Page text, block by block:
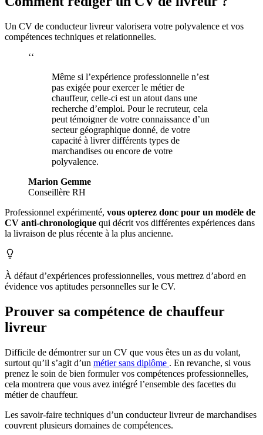
Un CV de conducteur livreur valorisera votre polyvalence et vos
compétences techniques et relationnelles.
‘‘
Même si l’expérience professionnelle n’est
pas exigée pour exercer le métier de
chauffeur, celle-ci est un atout dans une
recherche d’emploi. Pour le recruteur, cela
peut témoigner de votre connaissance d’un
secteur géographique donné, de votre
capacité à livrer différents types de
marchandises ou encore de votre
polyvalence.
Marion Gemme
Conseillère RH
Professionnel expérimenté, vous opterez donc pour un modèle de
CV anti-chronologique qui décrit vos différentes expériences dans
la livraison de plus récente à la plus ancienne.
À défaut d’expériences professionnelles, vous mettrez d’abord en
évidence vos aptitudes personnelles sur le CV.
Prouver sa compétence de chauffeur
livreur
Difficile de démontrer sur un CV que vous êtes un as du volant,
surtout qu’il s’agit d’un métier sans diplôme . En revanche, si vous
prenez le soin de bien formuler vos compétences professionnelles,
cela montrera que vous avez intégré l’ensemble des facettes du
métier de chauffeur.
Les savoir-faire techniques d’un conducteur livreur de marchandises
couvrent plusieurs domaines de compétences.